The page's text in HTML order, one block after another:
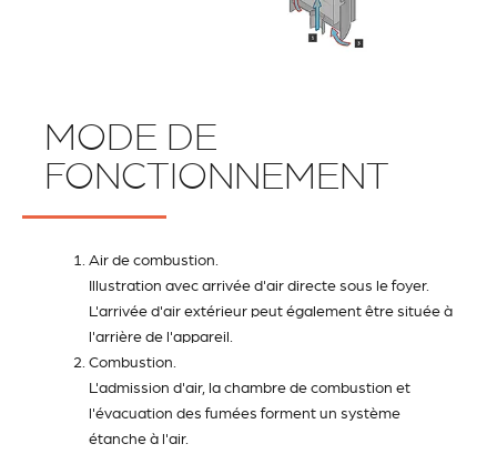
MODE DE
FONCTIONNEMENT
Air de combustion.
Illustration avec arrivée d'air directe sous le foyer.
L'arrivée d'air extérieur peut également être située à
l'arrière de l'appareil.
Combustion.
L'admission d'air, la chambre de combustion et
l'évacuation des fumées forment un système
étanche à l'air.